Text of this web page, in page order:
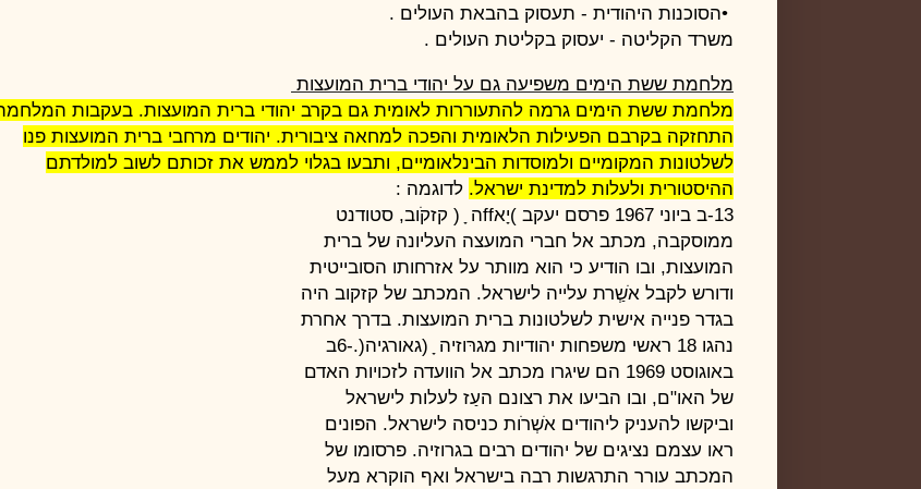
•הסוכנות היהודית - תעסוק בהבאת העולים .
משרד הקליטה - יעסוק בקליטת העולים .
מלחמת ששת הימים משפיעה גם על יהודי ברית המועצות
מלחמת ששת הימים גרמה להתעוררות לאומית גם בקרב יהודי ברית המועצות. בעקבות
התחזקה בקרבם הפעילות הלאומית והפכה למחאה ציבורית. יהודים מרחבי ברית המועצות פנו
לשלטונות המקומיים ולמוסדות הבינלאומיים, ותבעו בגלוי לממש את זכותם לשוב למולדתם
ההיסטורית ולעלות למדינת ישראל. לדוגמה :
-13ב ביוני ‏1967 פרסם יעקב )יָא‏ ffה ָ ( קזקֹוב, סטודנט
ממוסקבה, מכתב אל חברי המועצה העליונה של ברית
המועצות, ובו הודיע כי הוא מוותר על אזרחותו הסובייטית
ודורש לקבל אׁשְַרת עלייה לישראל. המכתב של קזקוב היה
בגדר פנייה אישית לשלטונות ברית המועצות. בדרך אחרת
נהגו ‏18 ראשי משפחות יהודיות מגרּוזיה ָ (גאורגיה(.-6ב
באוגוסט ‏1969 הם שיגרו מכתב אל הוועדה לזכויות האדם
של האו"ם, ובו הביעו את רצונם העַז לעלות לישראל
וביקשו להעניק ליהודים אׁשְרֹות כניסה לישראל. הפונים
ראו עצמם נציגים של יהודים רבים בגרוזיה. פרסומו של
המכתב עורר התרגשות רבה בישראל ואף הוקרא מעל